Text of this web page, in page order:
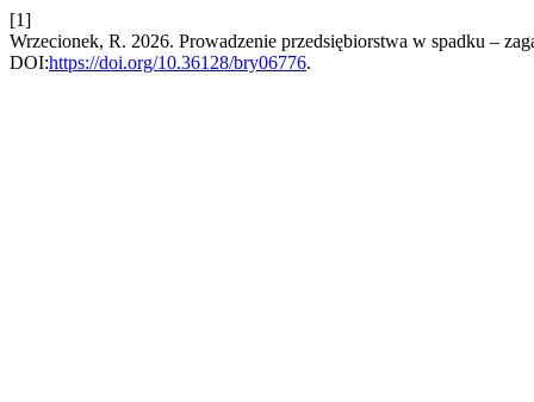
[1]
Wrzecionek, R. 2026. Prowadzenie przedsiębiorstwa w spadku –
DOI:https://doi.org/10.36128/bry06776.